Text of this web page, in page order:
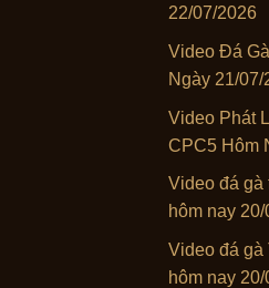
22/07/2026
Video Đá
Ngày 21/07/
Video Phát
CPC5 Hôm
Video đá gà
hôm nay
Video đá gà
hôm nay